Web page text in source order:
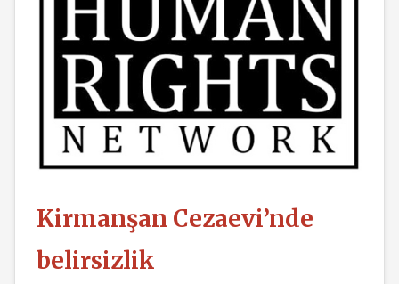
Kirmanşan Cezaevi’nde
belirsizlik